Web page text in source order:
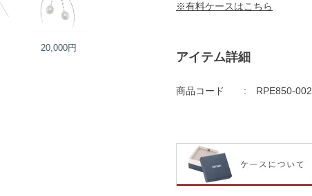
20,000円 18,000円
※有料ケースはこちら
アイテム詳細
商品コード RPE850-002